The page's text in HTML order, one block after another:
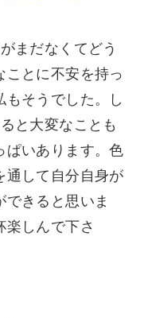
まだなくてどう
ことに不安を持っ
そうでした。し
と大変なことも
ぱいあります。色
通して自分自身が
きると思いま
楽しんで下さ